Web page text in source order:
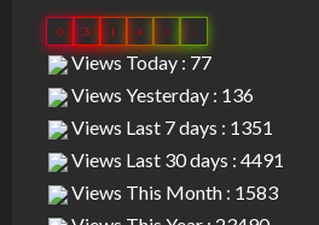
0 3 1 4 2 5
Views Today : 77
Views Yesterday : 136
Views Last 7 days : 1351
Views Last 30 days : 4491
Views This Month : 1583